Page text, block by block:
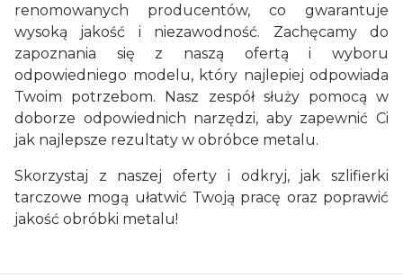
renomowanych producentów, co gwarantuje
wysoką jakość i niezawodność. Zachęcamy do
zapoznania się z naszą ofertą i wyboru
odpowiedniego modelu, który najlepiej odpowiada
Twoim potrzebom. Nasz zespół służy pomocą w
doborze odpowiednich narzędzi, aby zapewnić Ci
jak najlepsze rezultaty w obróbce metalu.
Skorzystaj z naszej oferty i odkryj, jak szlifierki
tarczowe mogą ułatwić Twoją pracę oraz poprawić
jakość obróbki metalu!